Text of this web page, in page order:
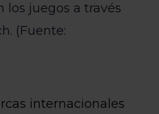
los juegos a través
(Fuente:
internacionales